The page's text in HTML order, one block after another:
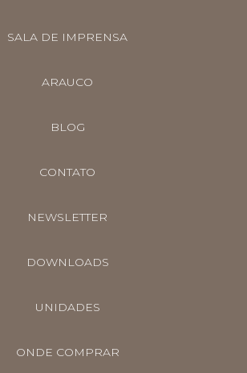
SALA DE IMPRENSA
ARAUCO
BLOG
CONTATO
NEWSLETTER
DOWNLOADS
UNIDADES
ONDE COMPRAR